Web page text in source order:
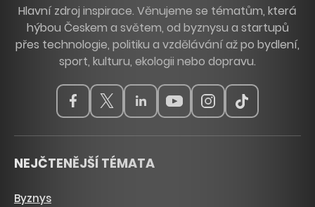
Hlavní zdroj inspirace. Věnujeme se tématům, která
hýbou Českem a světem, od byznysu a startupů
přes technologie, politiku a vzdělávání až po bydlení,
sport, kulturu, ekologii nebo dopravu.
NEJČTENĚJŠÍ TÉMATA
Byznys